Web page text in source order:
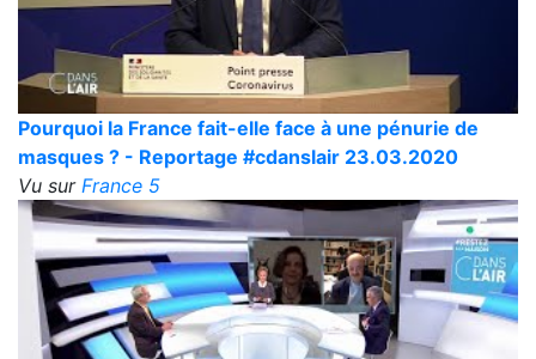
Pourquoi la France fait-elle face à une pénurie de
masques ? - Reportage #cdanslair 23.03.2020
Vu sur France 5